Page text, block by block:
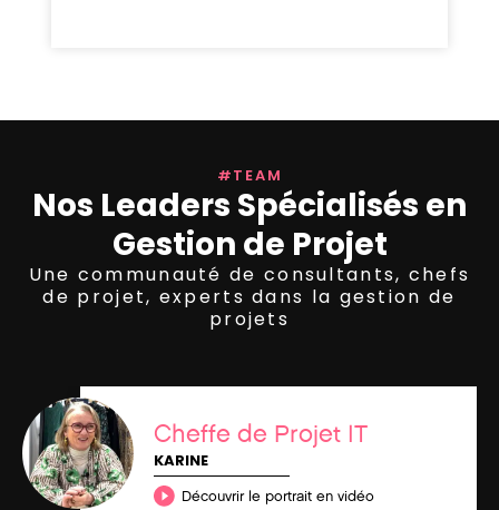
#TEAM
Nos Leaders Spécialisés en
Gestion de Projet
Une communauté de consultants, chefs
de projet, experts dans la gestion de
projets
Cheffe de Projet IT
KARINE
Découvrir le portrait en vidéo